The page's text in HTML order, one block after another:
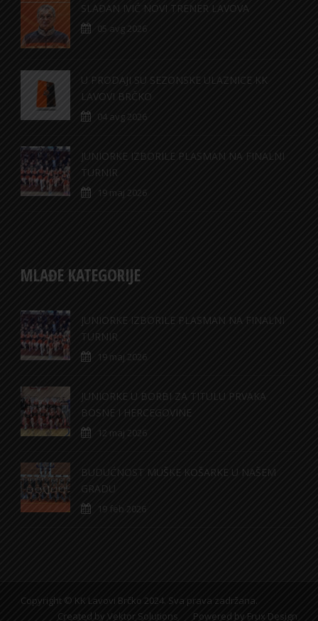
SLAĐAN IVIĆ NOVI TRENER LAVOVA
05 avg 2026
U PRODAJI SU SEZONSKE ULAZNICE KK
LAVOVI BRČKO
04 avg 2026
JUNIORKE IZBORILE PLASMAN NA FINALNI
TURNIR
19 maj 2026
MLAĐE KATEGORIJE
JUNIORKE IZBORILE PLASMAN NA FINALNI
TURNIR
19 maj 2026
JUNIORKE U BORBI ZA TITULU PRVAKA
BOSNE I HERCEGOVINE
12 maj 2026
BUDUĆNOST MUŠKE KOŠARKE U NAŠEM
GRADU
19 feb 2026
Copyright © KK Lavovi Brčko 2024. Sva prava zadržana.
Created by Vektor Solutions Powered by Frux Design